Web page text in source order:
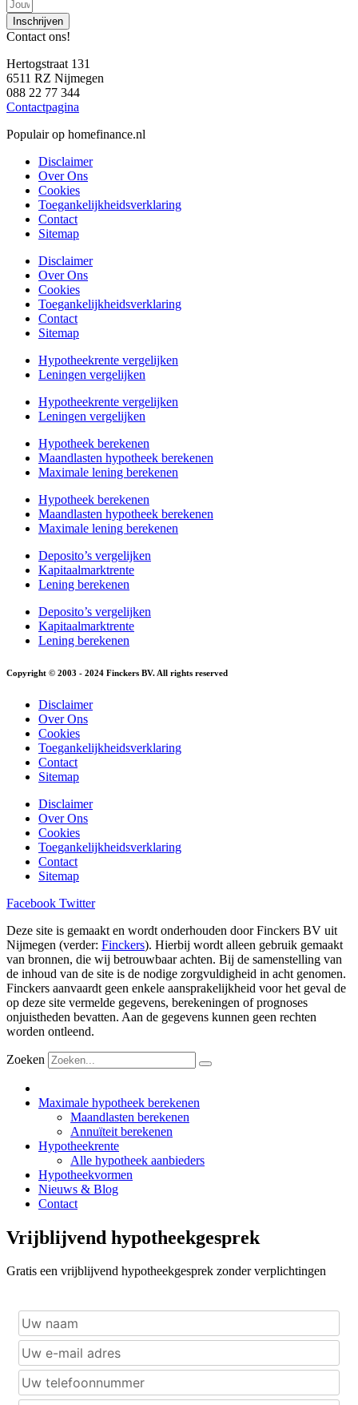
Inschrijven
Contact ons!
Hertogstraat 131
6511 RZ Nijmegen
088 22 77 344
Contactpagina
Populair op homefinance.nl
Disclaimer
Over Ons
Cookies
Toegankelijkheidsverklaring
Contact
Sitemap
Disclaimer
Over Ons
Cookies
Toegankelijkheidsverklaring
Contact
Sitemap
Hypotheekrente vergelijken
Leningen vergelijken
Hypotheekrente vergelijken
Leningen vergelijken
Hypotheek berekenen
Maandlasten hypotheek berekenen
Maximale lening berekenen
Hypotheek berekenen
Maandlasten hypotheek berekenen
Maximale lening berekenen
Deposito’s vergelijken
Kapitaalmarktrente
Lening berekenen
Deposito’s vergelijken
Kapitaalmarktrente
Lening berekenen
Copyright © 2003 - 2024 Finckers BV. All rights reserved
Disclaimer
Over Ons
Cookies
Toegankelijkheidsverklaring
Contact
Sitemap
Disclaimer
Over Ons
Cookies
Toegankelijkheidsverklaring
Contact
Sitemap
Facebook Twitter
Deze site is gemaakt en wordt onderhouden door Finckers BV uit
Nijmegen (verder: Finckers). Hierbij wordt alleen gebruik gemaakt
van bronnen, die wij betrouwbaar achten. Bij de samenstelling van
de inhoud van de site is de nodige zorgvuldigheid in acht genomen.
Finckers aanvaardt geen enkele aansprakelijkheid voor het geval de
op deze site vermelde gegevens, berekeningen of prognoses
onjuistheden bevatten. Aan de gegevens kunnen geen rechten
worden ontleend.
Zoeken
Maximale hypotheek berekenen
Maandlasten berekenen
Annuïteit berekenen
Hypotheekrente
Alle hypotheek aanbieders
Hypotheekvormen
Nieuws & Blog
Contact
Vrijblijvend hypotheekgesprek
Gratis een vrijblijvend hypotheekgesprek zonder verplichtingen